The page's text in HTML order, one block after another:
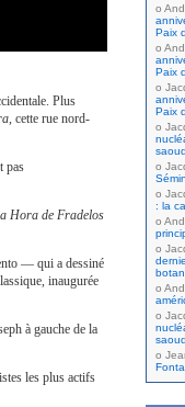
Plus
, cette rue nord-
pas
Hora de Fradelos
— qui a dessiné
inaugurée
à gauche de la
les plus actifs
Paix
Paix
Paix
: la